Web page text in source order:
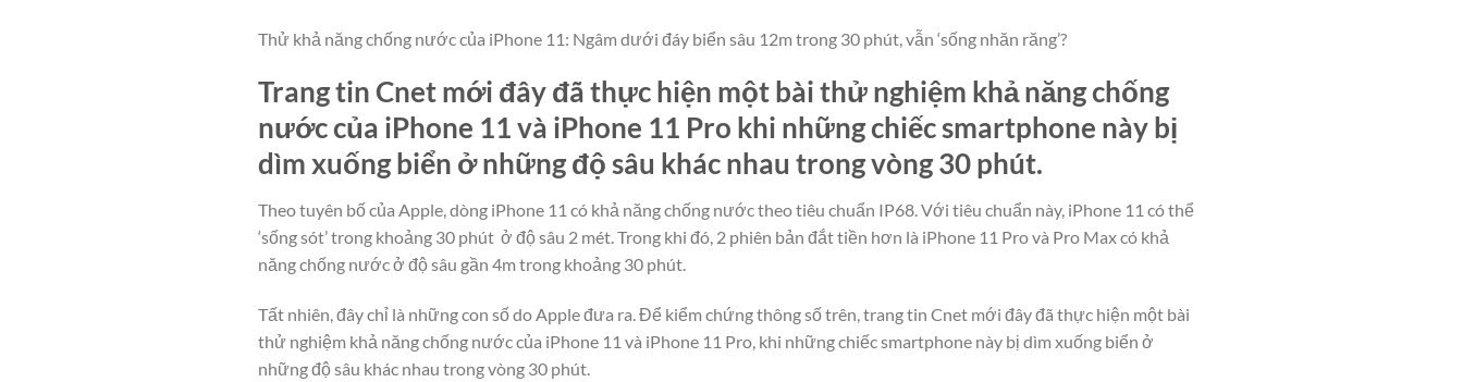
Thử khả năng chống nước của iPhone 11: Ngâm dưới đáy biển sâu 12m trong 30 phút, vẫn ‘sống nhăn răng’?
Trang tin Cnet mới đây đã thực hiện một bài thử nghiệm khả năng chống
nước của iPhone 11 và iPhone 11 Pro khi những chiếc smartphone này bị
dìm xuống biển ở những độ sâu khác nhau trong vòng 30 phút.
Theo tuyên bố của Apple, dòng iPhone 11 có khả năng chống nước theo tiêu chuẩn IP68. Với tiêu chuẩn này, iPhone 11 có thể
‘sống sót’ trong khoảng 30 phút ở độ sâu 2 mét. Trong khi đó, 2 phiên bản đắt tiền hơn là iPhone 11 Pro và Pro Max có khả
năng chống nước ở độ sâu gần 4m trong khoảng 30 phút.
Tất nhiên, đây chỉ là những con số do Apple đưa ra. Để kiểm chứng thông số trên, trang tin Cnet mới đây đã thực hiện một bài
thử nghiệm khả năng chống nước của iPhone 11 và iPhone 11 Pro, khi những chiếc smartphone này bị dìm xuống biển ở
những độ sâu khác nhau trong vòng 30 phút.